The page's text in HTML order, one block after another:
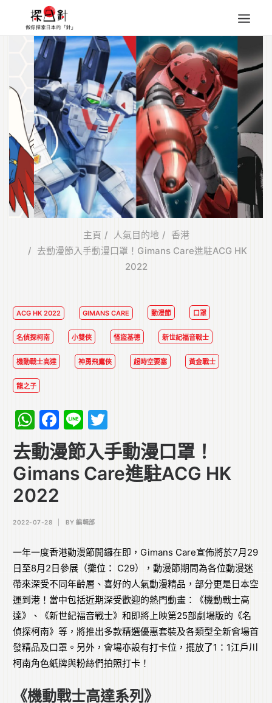
東北
四國
中部
人氣目的地
本地情報
東瀛特集
旅遊商品
Search
for:
主頁
人氣目的地
香港
去動漫節入手動漫口罩！Gimans Care進駐ACG HK
2022
ACG HK 2022 GIMANS CARE 動漫節 口罩
名偵探柯南 小雙俠 怪盜基德 新世紀福音戰士
機動戰士高達 神勇飛鷹俠 超時空要塞 黃金戰士
龍之子
WhatsApp
Facebook
Line
去動漫節入手動漫口罩！
Gimans Care進駐ACG HK
2022
2022-07-28 BY 編輯部
一年一度香港動漫節開鑼在即，Gimans Care宣佈將於7月29
日至8月2日參展（攤位： C29），動漫節期間為各位動漫迷
帶來深受不同年齡層、喜好的人氣動漫精品，部分更是日本空
運到港！當中包括近期深受歡迎的熱門動畫：《機動戰士高
達》、《新世紀福音戰士》和即將上映第25部劇場版的《名
偵探柯南》等，將推出多款精選優惠套裝及各類型全新會場首
發精品及口罩。另外，會場亦設有打卡位，擺放了1：1江戶川
柯南角色紙牌與粉絲們拍照打卡！
《機動戰士高達系列》